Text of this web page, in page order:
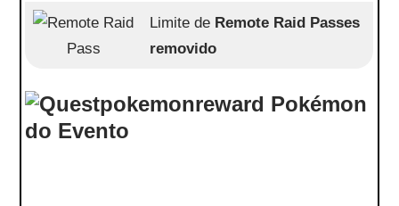
Limite de Remote Raid Passes
removido
Pokémon
do Evento